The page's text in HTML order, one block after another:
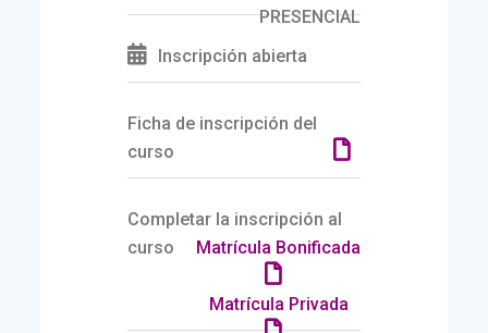
PRESENCIAL
Inscripción abierta
Ficha de inscripción del
curso
Completar la inscripción al
curso
Matrícula Bonificada
Matrícula Privada